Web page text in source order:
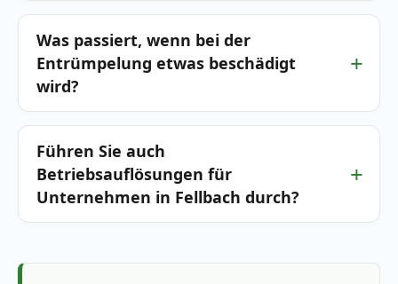
Was passiert, wenn bei der
Entrümpelung etwas beschädigt
wird?
Führen Sie auch
Betriebsauflösungen für
Unternehmen in Fellbach durch?